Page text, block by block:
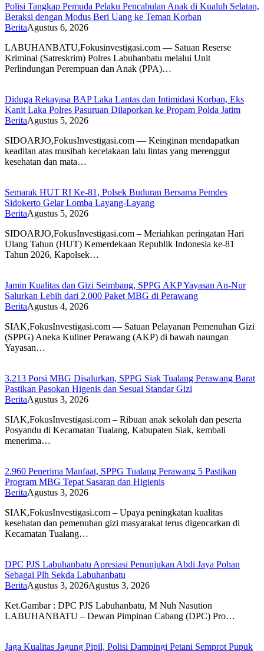
Polisi Tangkap Pemuda Pelaku Pencabulan Anak di Kualuh Selatan,
Beraksi dengan Modus Beri Uang ke Teman Korban
BeritaAgustus 6, 2026
LABUHANBATU,Fokusinvestigasi.com — Satuan Reserse
Kriminal (Satreskrim) Polres Labuhanbatu melalui Unit
Perlindungan Perempuan dan Anak (PPA)…
Diduga Rekayasa BAP Laka Lantas dan Intimidasi Korban, Eks
Kanit Laka Polres Pasuruan Dilaporkan ke Propam Polda Jatim
BeritaAgustus 5, 2026
SIDOARJO,FokusInvestigasi.com — Keinginan mendapatkan
keadilan atas musibah kecelakaan lalu lintas yang merenggut
kesehatan dan mata…
Semarak HUT RI Ke-81, Polsek Buduran Bersama Pemdes
Sidokerto Gelar Lomba Layang-Layang
BeritaAgustus 5, 2026
SIDOARJO,FokusInvestigasi.com – Meriahkan peringatan Hari
Ulang Tahun (HUT) Kemerdekaan Republik Indonesia ke-81
Tahun 2026, Kapolsek…
Jamin Kualitas dan Gizi Seimbang, SPPG AKP Yayasan An-Nur
Salurkan Lebih dari 2.000 Paket MBG di Perawang
BeritaAgustus 4, 2026
SIAK,FokusInvestigasi.com — Satuan Pelayanan Pemenuhan Gizi
(SPPG) Aneka Kuliner Perawang (AKP) di bawah naungan
Yayasan…
3.213 Porsi MBG Disalurkan, SPPG Siak Tualang Perawang Barat
Pastikan Pasokan Higenis dan Sesuai Standar Gizi
BeritaAgustus 3, 2026
SIAK,FokusInvestigasi.com – Ribuan anak sekolah dan peserta
Posyandu di Kecamatan Tualang, Kabupaten Siak, kembali
menerima…
2.960 Penerima Manfaat, SPPG Tualang Perawang 5 Pastikan
Program MBG Tepat Sasaran dan Higienis
BeritaAgustus 3, 2026
SIAK,FokusInvestigasi.com – Upaya peningkatan kualitas
kesehatan dan pemenuhan gizi masyarakat terus digencarkan di
Kecamatan Tualang…
DPC PJS Labuhanbatu Apresiasi Penunjukan Abdi Jaya Pohan
Sebagai Plh Sekda Labuhanbatu
BeritaAgustus 3, 2026Agustus 3, 2026
Ket.Gambar : DPC PJS Labuhanbatu, M Nuh Nasution
LABUHANBATU – Dewan Pimpinan Cabang (DPC) Pro…
Jaga Kualitas Jagung Pipil, Polisi Dampingi Petani Semprot Pupuk